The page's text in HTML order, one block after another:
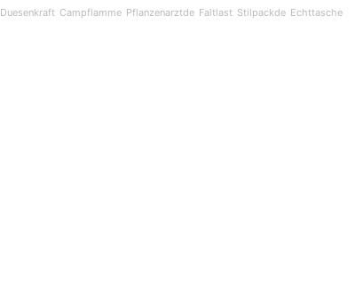
Duesenkraft Campflamme Pflanzenarztde Faltlast Stilpackde Echttasche